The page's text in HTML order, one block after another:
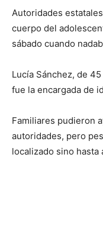
Autoridades
cuerpo del
sábado cuando
Lucía Sánchez, de
fue la encargada de
Familiares pudieron
autoridades, pero
localizado sino hasta